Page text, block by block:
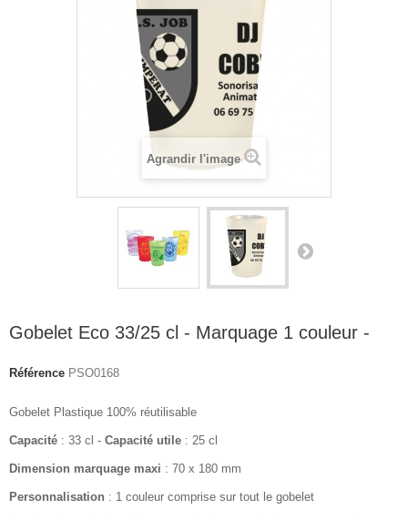
Agrandir l'image
Gobelet Eco 33/25 cl - Marquage 1 couleur -
Référence PSO0168
Gobelet Plastique 100% réutilisable
Capacité : 33 cl - Capacité utile : 25 cl
Dimension marquage maxi : 70 x 180 mm
Personnalisation : 1 couleur comprise sur tout le gobelet